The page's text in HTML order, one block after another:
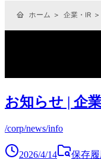
お知らせ | 企
/corp/news/info
2026/4/14 保存